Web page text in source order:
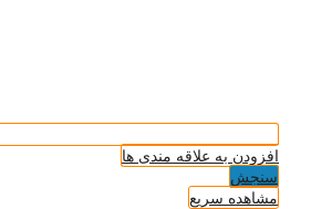
افزودن به علاقه مندی ها
سنجش
مشاهده سریع